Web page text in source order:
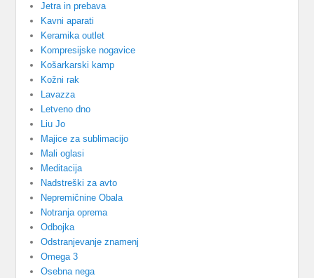
Jetra in prebava
Kavni aparati
Keramika outlet
Kompresijske nogavice
Košarkarski kamp
Kožni rak
Lavazza
Letveno dno
Liu Jo
Majice za sublimacijo
Mali oglasi
Meditacija
Nadstreški za avto
Nepremičnine Obala
Notranja oprema
Odbojka
Odstranjevanje znamenj
Omega 3
Osebna nega